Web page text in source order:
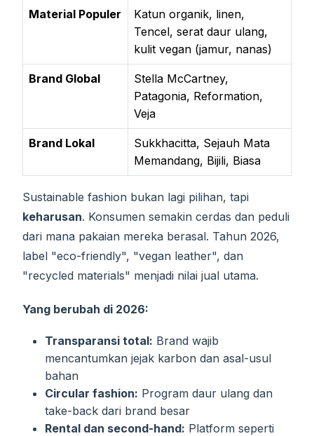
Material Populer
Katun organik, linen,
Tencel, serat daur ulang,
kulit vegan (jamur, nanas)
Brand Global
Stella McCartney,
Patagonia, Reformation,
Veja
Brand Lokal
Sukkhacitta, Sejauh Mata
Memandang, Bijili, Biasa
Sustainable fashion bukan lagi pilihan, tapi
keharusan. Konsumen semakin cerdas dan peduli
dari mana pakaian mereka berasal. Tahun 2026,
label "eco-friendly", "vegan leather", dan
"recycled materials" menjadi nilai jual utama.
Yang berubah di 2026:
Transparansi total: Brand wajib
mencantumkan jejak karbon dan asal-usul
bahan
Circular fashion: Program daur ulang dan
take-back dari brand besar
Rental dan second-hand: Platform seperti